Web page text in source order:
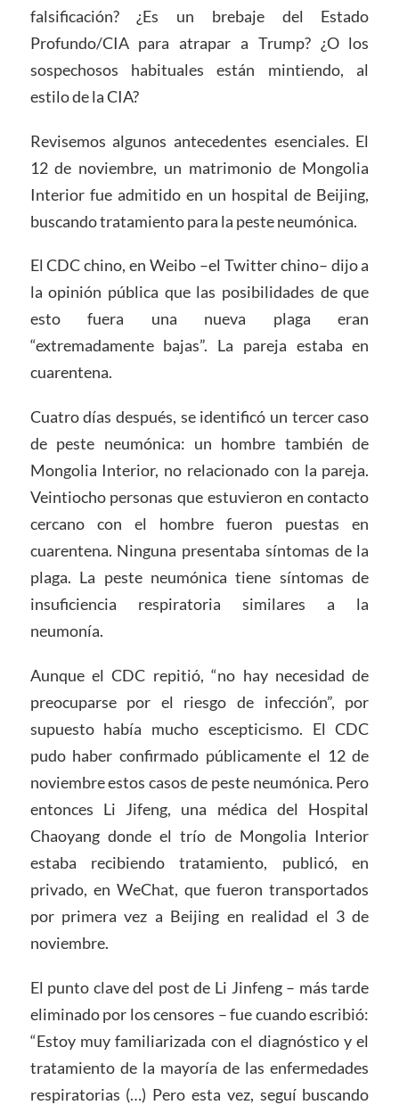
falsificación? ¿Es un brebaje del Estado
Profundo/CIA para atrapar a Trump? ¿O los
sospechosos habituales están mintiendo, al
estilo de la CIA?
Revisemos algunos antecedentes esenciales. El
12 de noviembre, un matrimonio de Mongolia
Interior fue admitido en un hospital de Beijing,
buscando tratamiento para la peste neumónica.
El CDC chino, en Weibo –el Twitter chino– dijo a
la opinión pública que las posibilidades de que
esto fuera una nueva plaga eran
“extremadamente bajas”. La pareja estaba en
cuarentena.
Cuatro días después, se identificó un tercer caso
de peste neumónica: un hombre también de
Mongolia Interior, no relacionado con la pareja.
Veintiocho personas que estuvieron en contacto
cercano con el hombre fueron puestas en
cuarentena. Ninguna presentaba síntomas de la
plaga. La peste neumónica tiene síntomas de
insuficiencia respiratoria similares a la
neumonía.
Aunque el CDC repitió, “no hay necesidad de
preocuparse por el riesgo de infección”, por
supuesto había mucho escepticismo. El CDC
pudo haber confirmado públicamente el 12 de
noviembre estos casos de peste neumónica. Pero
entonces Li Jifeng, una médica del Hospital
Chaoyang donde el trío de Mongolia Interior
estaba recibiendo tratamiento, publicó, en
privado, en WeChat, que fueron transportados
por primera vez a Beijing en realidad el 3 de
noviembre.
El punto clave del post de Li Jinfeng – más tarde
eliminado por los censores – fue cuando escribió:
“Estoy muy familiarizada con el diagnóstico y el
tratamiento de la mayoría de las enfermedades
respiratorias (…) Pero esta vez, seguí buscando